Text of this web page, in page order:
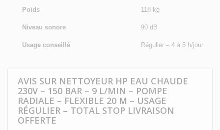
Poids 118 kg
Niveau sonore 90 dB
Usage conseillé Régulier – 4 à 5 h/jour
AVIS SUR NETTOYEUR HP EAU CHAUDE
230V – 150 BAR – 9 L/MIN – POMPE
RADIALE – FLEXIBLE 20 M – USAGE
RÉGULIER – TOTAL STOP LIVRAISON
OFFERTE